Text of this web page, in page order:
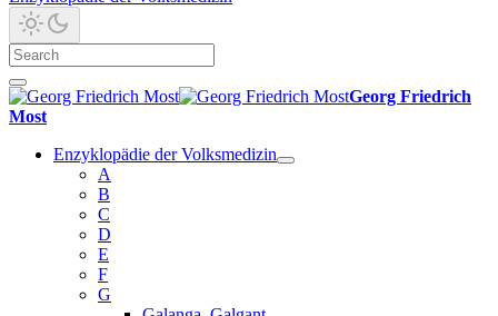
Georg Friedrich
Most
Enzyklopädie der Volksmedizin
A
B
C
D
E
F
G